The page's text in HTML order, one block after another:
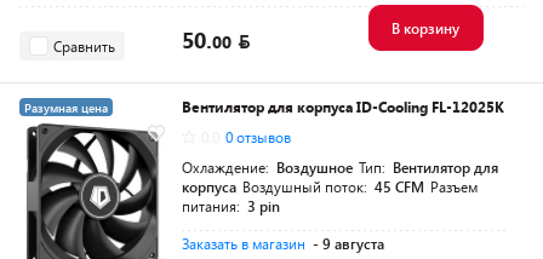
Сравнить 50.00
В корзину
Разумная цена
Вентилятор для корпуса ID-Cooling FL-12025K
0 отзывов
Охлаждение: Воздушное Тип: Вентилятор для
корпуса Воздушный поток: 45 CFM Разъем
питания: 3 pin
Заказать в магазин - 9 августа